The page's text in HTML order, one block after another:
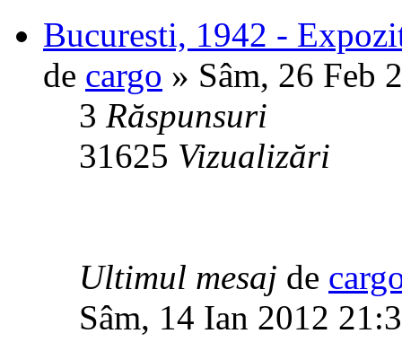
Bucuresti, 1942 -
de cargo » Sâm, 26 Feb
3 Răspunsuri
31625 Vizualizări
Ultimul mesaj de
Sâm, 14 Ian 2012